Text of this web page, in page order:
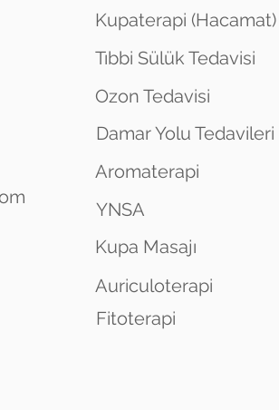
Kupaterapi (Hacamat)
Tıbbi Sülük Tedavisi
Ozon Tedavisi
Damar Yolu Tedavileri
Aromaterapi
YNSA
Kupa Masajı
Auriculoterapi
Fitoterapi